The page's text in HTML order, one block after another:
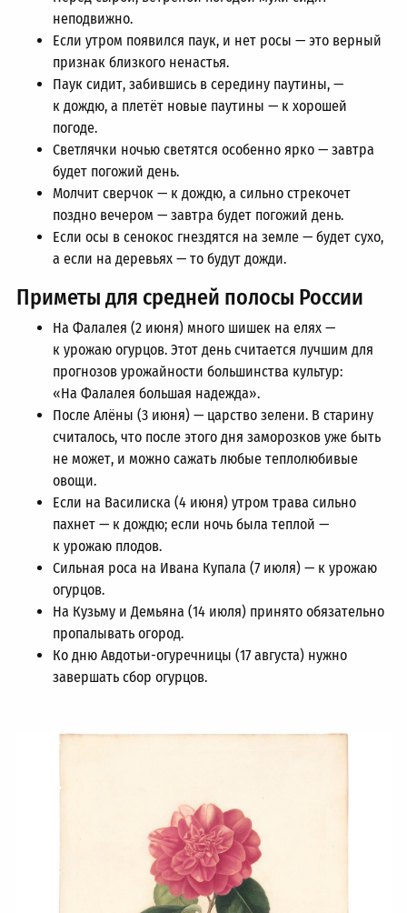
неподвижно.
Если утром появился паук, и нет росы — это верный
признак близкого ненастья.
Паук сидит, забившись в середину паутины, —
к дождю, а плетёт новые паутины — к хорошей
погоде.
Светлячки ночью светятся особенно ярко — завтра
будет погожий день.
Молчит сверчок — к дождю, а сильно стрекочет
поздно вечером — завтра будет погожий день.
Если осы в сенокос гнездятся на земле — будет сухо,
а если на деревьях — то будут дожди.
Приметы для средней полосы России
На Фалалея (2 июня) много шишек на елях —
к урожаю огурцов. Этот день считается лучшим для
прогнозов урожайности большинства культур:
«На Фалалея большая надежда».
После Алёны (3 июня) — царство зелени. В старину
считалось, что после этого дня заморозков уже быть
не может, и можно сажать любые теплолюбивые
овощи.
Если на Василиска (4 июня) утром трава сильно
пахнет — к дождю; если ночь была теплой —
к урожаю плодов.
Сильная роса на Ивана Купала (7 июля) — к урожаю
огурцов.
На Кузьму и Демьяна (14 июля) принято обязательно
пропалывать огород.
Ко дню Авдотьи-огуречницы (17 августа) нужно
завершать сбор огурцов.